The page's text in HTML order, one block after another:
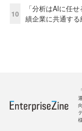
10
「分析はAIに任
績企業に共通する